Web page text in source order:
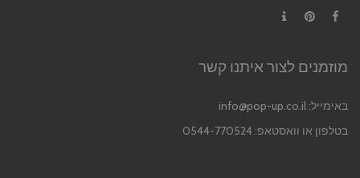
מוזמנים לצור איתנו קשר
באימייל: info@pop-up.co.il
בטלפון או וואסטאפ: 0544-770524